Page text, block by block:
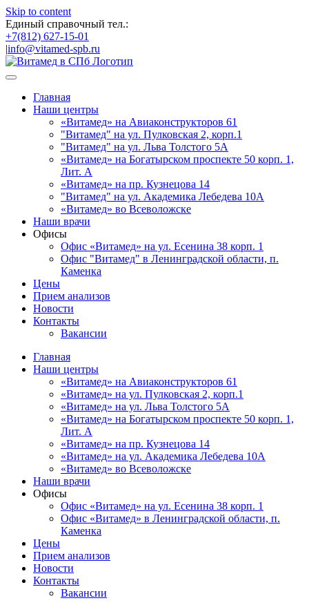
Skip to content
Единый справочный тел.:
+7(812) 627-15-01
|info@vitamed-spb.ru
Главная
Наши центры
«Витамед» на Авиаконструкторов 61
"Витамед" на ул. Пулковская 2, корп.1
"Витамед" на ул. Льва Толстого 5А
«Витамед» на Богатырском проспекте 50 корп. 1,
Лит. А
«Витамед» на пр. Кузнецова 14
"Витамед" на ул. Академика Лебедева 10А
«Витамед» во Всеволожске
Наши врачи
Офисы
Офис «Витамед» на ул. Есенина 38 корп. 1
Офис "Витамед" в Ленинградской области, п.
Каменка
Цены
Прием анализов
Новости
Контакты
Вакансии
Главная
Наши центры
«Витамед» на Авиаконструкторов 61
«Витамед» на ул. Пулковская 2, корп.1
«Витамед» на ул. Льва Толстого 5А
«Витамед» на Богатырском проспекте 50 корп. 1,
Лит. А
«Витамед» на пр. Кузнецова 14
«Витамед» на ул. Академика Лебедева 10А
«Витамед» во Всеволожске
Наши врачи
Офисы
Офис «Витамед» на ул. Есенина 38 корп. 1
Офис «Витамед» в Ленинградской области, п.
Каменка
Цены
Прием анализов
Новости
Контакты
Вакансии